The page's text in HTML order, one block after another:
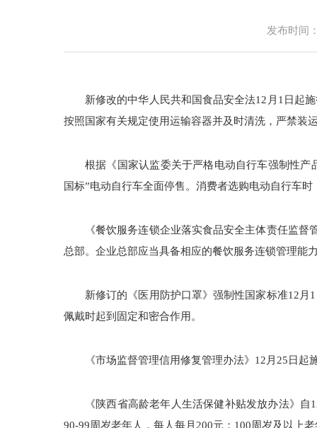
发布时间
新修改的中华人民共和国食品安全法12月1日起
按照国家有关规定使用运输容器并及时清洗，严禁装
根据《国家认监委关于严格电动自行车强制性
国标”电动自行车全面停售。消费者选购电动自行车
《餐饮服务连锁企业落实食品安全主体责任监
总部。企业总部应当具备相应的餐饮服务连锁管理能
新修订的《医用防护口罩》强制性国家标准12
佩戴时起到固定和密合作用。
《市场监督管理信用修复管理办法》12月25日
《陕西省高龄老年人生活保健补贴发放办法》
90-99周岁老年人，每人每月200元；100周岁及以上